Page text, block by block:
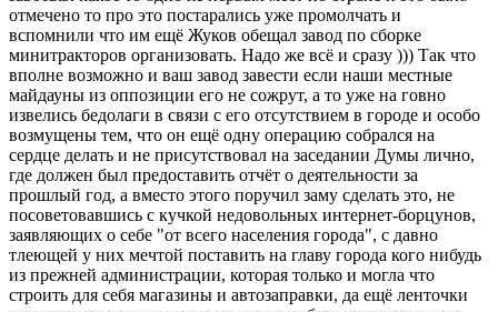
отмечено то про это постарались уже промолчать и
вспомнили что им ещё Жуков обещал завод по сборке
минитракторов организовать. Надо же всё и сразу ))) Так что
вполне возможно и ваш завод завести если наши местные
майдауны из оппозиции его не сожрут, а то уже на говно
извелись бедолаги в связи с его отсутствием в городе и особо
возмущены тем, что он ещё одну операцию собрался на
сердце делать и не присутствовал на заседании Думы лично,
где должен был предоставить отчёт о деятельности за
прошлый год, а вместо этого поручил заму сделать это, не
посоветовавшись с кучкой недовольных интернет-борцунов,
заявляющих о себе "от всего населения города", с давно
тлеющей у них мечтой поставить на главу города кого нибудь
из прежней администрации, которая только и могла что
строить для себя магазины и автозаправки, да ещё ленточки